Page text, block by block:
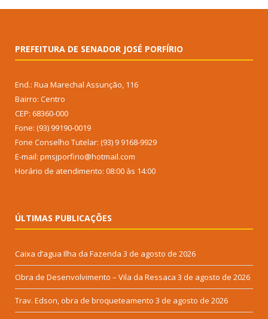
PREFEITURA DE SENADOR JOSÉ PORFÍRIO
End.: Rua Marechal Assunção, 116
Bairro: Centro
CEP: 68360-000
Fone: (93) 99190-0019
Fone Conselho Tutelar: (93) 9 9168-9929
E-mail: pmsjporfirio@hotmail.com
Horário de atendimento: 08:00 às 14:00
ÚLTIMAS PUBLICAÇÕES
Caixa d’agua Ilha da Fazenda 3 de agosto de 2026
Obra de Desenvolvimento – Vila da Ressaca 3 de agosto de 2026
Trav. Edson, obra de broqueteamento 3 de agosto de 2026